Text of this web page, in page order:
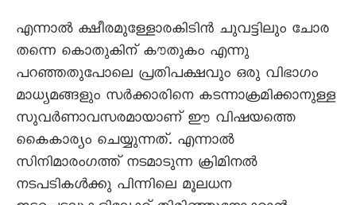
എന്നാൽ ക്ഷീരമുള്ളോരകിടിൻ ചുവട്ടിലും ചോര
തന്നെ കൊതുകിന് കൗതുകം എന്നു
പറഞ്ഞതുപോലെ പ്രതിപക്ഷവും ഒരു വിഭാഗം
മാധ്യമങ്ങളും സർക്കാരിനെ കടന്നാക്രമിക്കാനുള്ള
സുവർണാവസരമായാണ് ഈ വിഷയത്തെ
കെെകാര്യം ചെയ്യുന്നത്. എന്നാൽ
സിനിമാരംഗത്ത് നടമാടുന്ന ക്രിമിനൽ
നടപടികൾക്കു പിന്നിലെ മൂലധന